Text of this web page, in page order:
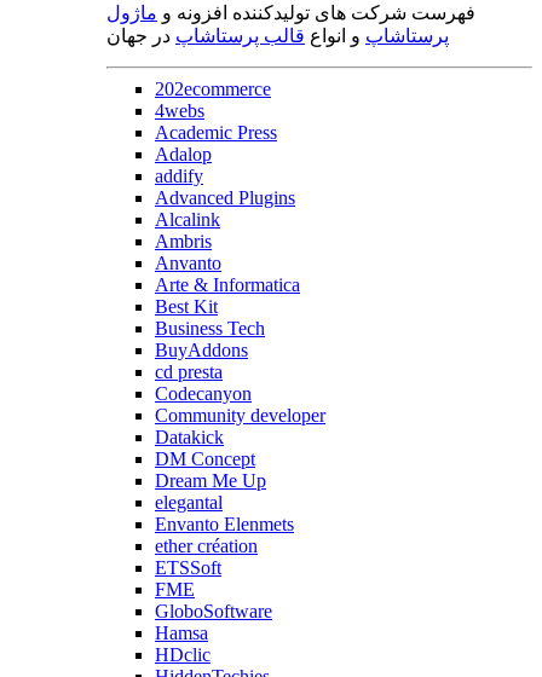
فهرست شرکت های تولیدکننده افزونه و ماژول
پرستاشاپ و انواع قالب پرستاشاپ در جهان
202ecommerce
4webs
Academic Press
Adalop
addify
Advanced Plugins
Alcalink
Ambris
Anvanto
Arte & Informatica
Best Kit
Business Tech
BuyAddons
cd presta
Codecanyon
Community developer
Datakick
DM Concept
Dream Me Up
elegantal
Envanto Elenmets
ether création
ETSSoft
FME
GloboSoftware
Hamsa
HDclic